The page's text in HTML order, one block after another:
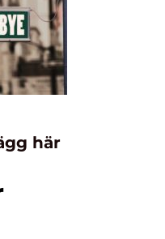
här